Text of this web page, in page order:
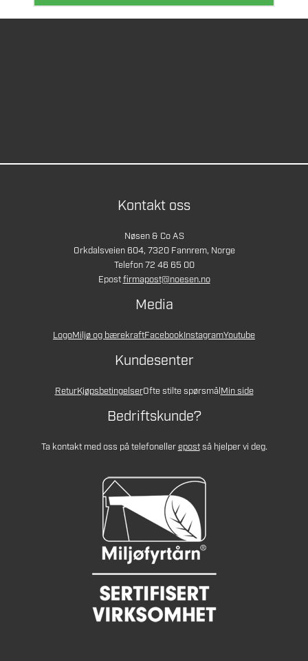
Kontakt oss
Nøsen & Co AS
Orkdalsveien 604, 7320 Fannrem, Norge
Telefon 72 46 65 00
Epostfirmapost@noesen.no
Media
LogoMiljø og bærekraftFacebookInstagramYoutube
Kundesenter
ReturKjøpsbetingelserOfte stilte spørsmålMin side
Bedriftskunde?
Ta kontakt med oss på telefonellerepostså hjelper vi deg.